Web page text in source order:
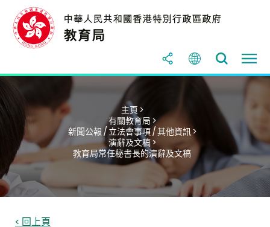
主頁 >
有關教育局 >
新聞公報 / 立法會事項 / 其他資訊 >
演辭及文稿 >
教育局常任秘書長的演辭及文稿
< 回上頁